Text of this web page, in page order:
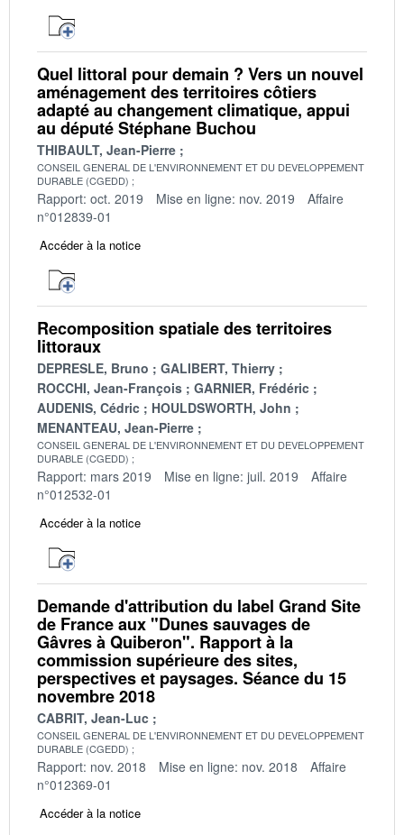
Quel littoral pour demain ? Vers un nouvel
aménagement des territoires côtiers
adapté au changement climatique, appui
au député Stéphane Buchou
THIBAULT, Jean-Pierre
CONSEIL GENERAL DE L'ENVIRONNEMENT ET DU DEVELOPPEMENT
DURABLE (CGEDD)
Rapport: oct. 2019 Mise en ligne: nov. 2019
Affaire
n°012839-01
Accéder à la notice
Recomposition spatiale des territoires
littoraux
DEPRESLE, Bruno
GALIBERT, Thierry
ROCCHI, Jean-François
GARNIER, Frédéric
AUDENIS, Cédric
HOULDSWORTH, John
MENANTEAU, Jean-Pierre
CONSEIL GENERAL DE L'ENVIRONNEMENT ET DU DEVELOPPEMENT
DURABLE (CGEDD)
Rapport: mars 2019 Mise en ligne: juil. 2019
Affaire
n°012532-01
Accéder à la notice
Demande d'attribution du label Grand Site
de France aux "Dunes sauvages de
Gâvres à Quiberon". Rapport à la
commission supérieure des sites,
perspectives et paysages. Séance du 15
novembre 2018
CABRIT, Jean-Luc
CONSEIL GENERAL DE L'ENVIRONNEMENT ET DU DEVELOPPEMENT
DURABLE (CGEDD)
Rapport: nov. 2018 Mise en ligne: nov. 2018
Affaire
n°012369-01
Accéder à la notice